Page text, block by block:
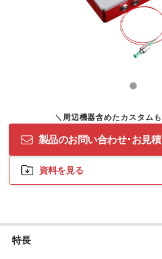
製品のお問い合わせ･お見積
資料を見る
特長